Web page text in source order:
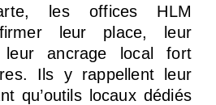
les offices HLM
leur place, leur
leur ancrage local fort
Ils y rappellent leur
qu’outils locaux dédiés